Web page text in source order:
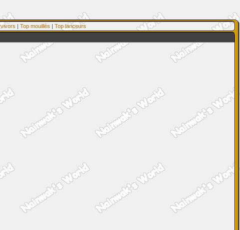
| Top mouillés | Top lanceurs